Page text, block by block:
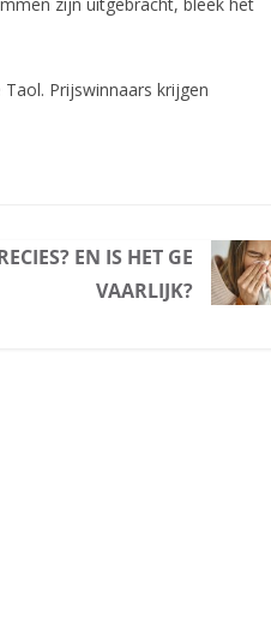
Prijswinnaars krijgen
EN IS HET GE
VAARLIJK?